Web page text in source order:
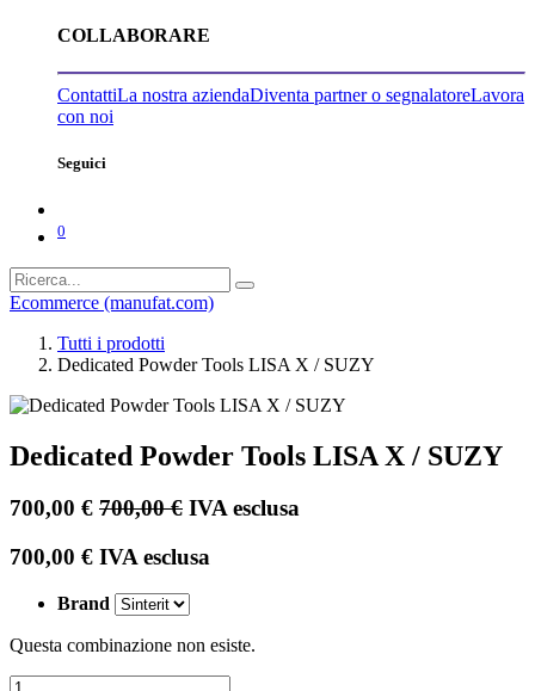
COLLABORARE
ContattiLa nostra aziendaDiventa partner o segnalatoreLavora
con noi
Seguici
0
Ecommerce (manufat.com)
Tutti i prodotti
Dedicated Powder Tools LISA X / SUZY
Dedicated Powder Tools LISA X / SUZY
700,00 € 700,00€ IVA esclusa
700,00 € IVA esclusa
Brand
Questa combinazione non esiste.